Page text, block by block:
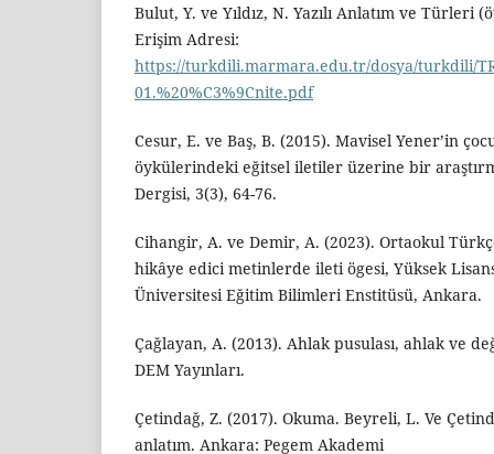
Bulut, Y. ve Yıldız, N. Yazılı Anlatım ve Türleri
Erişim Adresi:
https://turkdili.marmara.edu.tr/dosya/turkdili/
01.%20%C3%9Cnite.pdf
Cesur, E. ve Baş, B. (2015). Mavisel Yener’in
öykülerindeki eğitsel iletiler üzerine bir
Dergisi, 3(3), 64-76.
Cihangir, A. ve Demir, A. (2023). Ortaokul
hikâye edici metinlerde ileti ögesi, Yüksek
Üniversitesi Eğitim Bilimleri Enstitüsü, Ankara.
Çağlayan, A. (2013). Ahlak pusulası, ahlak ve
DEM Yayınları.
Çetindağ, Z. (2017). Okuma. Beyreli, L. Ve
anlatım. Ankara: Pegem Akademi